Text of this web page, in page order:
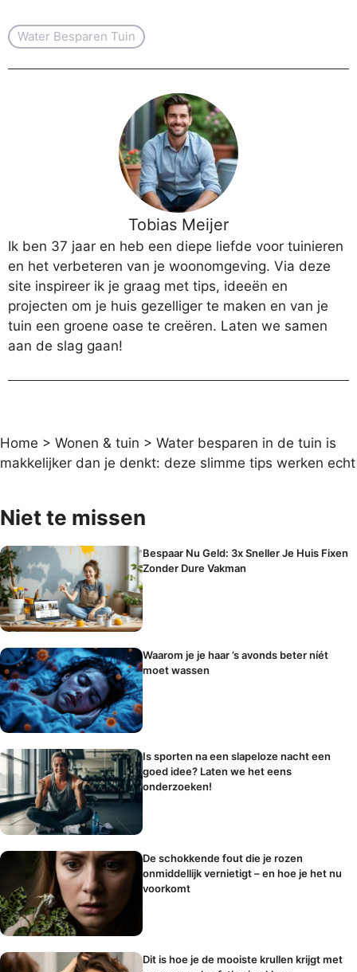
Water Besparen Tuin
Tobias Meijer
Ik ben 37 jaar en heb een diepe liefde voor tuinieren
en het verbeteren van je woonomgeving. Via deze
site inspireer ik je graag met tips, ideeën en
projecten om je huis gezelliger te maken en van je
tuin een groene oase te creëren. Laten we samen
aan de slag gaan!
Home > Wonen & tuin > Water besparen in de tuin is
makkelijker dan je denkt: deze slimme tips werken echt
Niet te missen
Bespaar Nu Geld: 3x Sneller Je Huis Fixen
Zonder Dure Vakman
Waarom je je haar ’s avonds beter níét
moet wassen
Is sporten na een slapeloze nacht een
goed idee? Laten we het eens
onderzoeken!
De schokkende fout die je rozen
onmiddellijk vernietigt – en hoe je het nu
voorkomt
Dit is hoe je de mooiste krullen krijgt met